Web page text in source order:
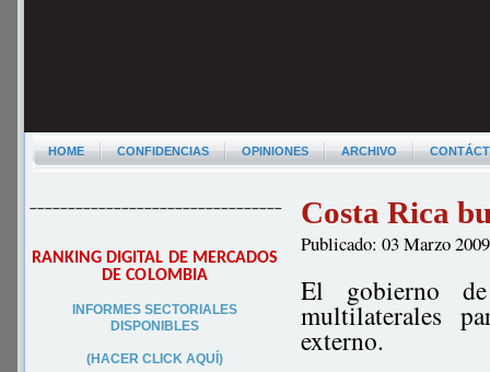
HOME CONFIDENCIAS OPINIONES ARCHIVO
–––––––––––––––––––––––––––––––––
RANKING DIGITAL DE MERCADOS
DE COLOMBIA
INFORMES SECTORIALES
DISPONIBLES
(HACER CLICK AQUÍ)
Costa Rica
Publicado: 03 Marzo 2009
El gobierno
multilaterales
externo.